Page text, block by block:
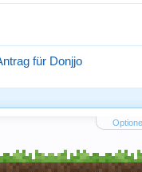
für Donjjo